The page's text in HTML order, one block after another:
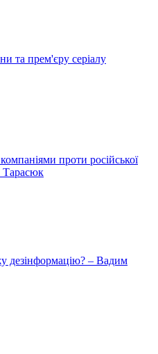
та прем'єру серіалу
проти російської
Тарасюк
дезінформацію? – Вадим